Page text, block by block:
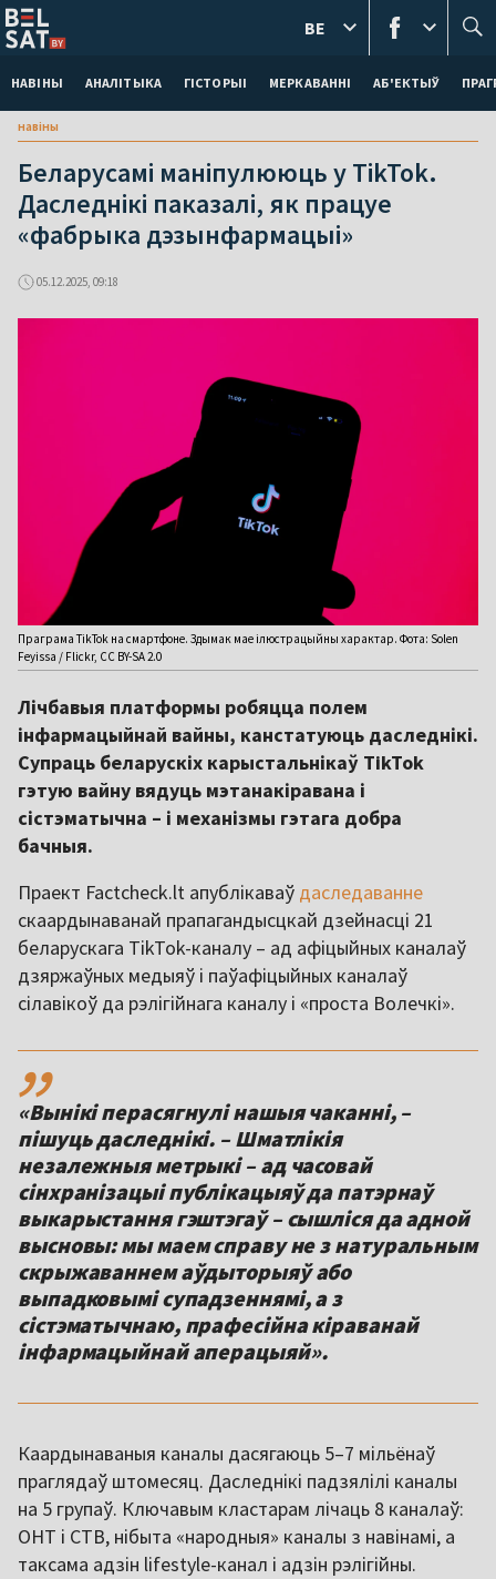
НАВІНЫ АНАЛІТЫКА ГІСТОРЫІ МЕРКАВАННI АБ'ЕКТЫЎ
BE
навіны
Беларусамі маніпулююць у TikTok.
Даследнікі паказалі, як працуе
«фабрыка дэзынфармацыі»
05.12.2025, 09:18
Праграма TikTok на смартфоне. Здымак мае ілюстрацыйны характар. Фота: Solen
Feyissa / Flickr, CC BY-SA 2.0
Лічбавыя платформы робяцца полем
інфармацыйнай вайны, канстатуюць даследнікі.
Супраць беларускіх карыстальнікаў TikTok
гэтую вайну вядуць мэтанакіравана і
сістэматычна – і механізмы гэтага добра
бачныя.
Праект Factcheck.lt апублікаваў даследаванне
скаардынаванай прапагандысцкай дзейнасці 21
беларускага TikTok-каналу – ад афіцыйных каналаў
дзяржаўных медыяў і паўафіцыйных каналаў
сілавікоў да рэлігійнага каналу і «проста Волечкі».
,,
«Вынікі перасягнулі нашыя чаканні, –
пішуць даследнікі. – Шматлікія
незалежныя метрыкі – ад часовай
сінхранізацыі публікацыяў да патэрнаў
выкарыстання гэштэгаў – сышліся да адной
высновы: мы маем справу не з натуральным
скрыжаваннем аўдыторыяў або
выпадковымі супадзеннямі, а з
сістэматычнаю, прафесійна кіраванай
інфармацыйнай аперацыяй».
Каардынаваныя каналы дасягаюць 5–7 мільёнаў
праглядаў штомесяц. Даследнікі падзялілі каналы
на 5 групаў. Ключавым кластарам лічаць 8 каналаў:
ОНТ і СТВ, нібыта «народныя» каналы з навінамі, а
таксама адзін lifestyle-канал і адзін рэлігійны.